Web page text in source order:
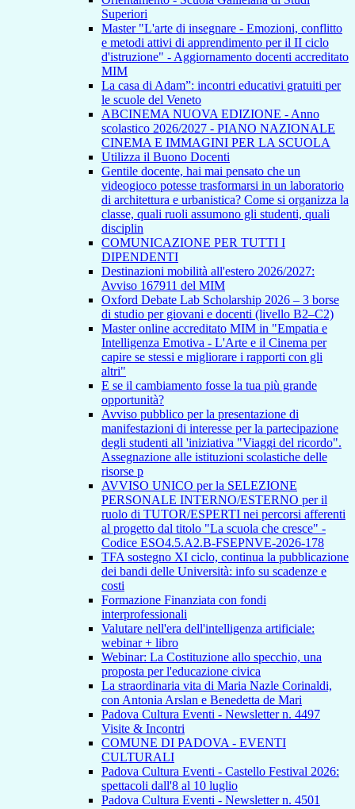
Superiori
Master "L'arte di insegnare - Emozioni, conflitto
e metodi attivi di apprendimento per il II ciclo
d'istruzione" - Aggiornamento docenti accreditato
MIM
La casa di Adam”: incontri educativi gratuiti per
le scuole del Veneto
ABCINEMA NUOVA EDIZIONE - Anno
scolastico 2026/2027 - PIANO NAZIONALE
CINEMA E IMMAGINI PER LA SCUOLA
Utilizza il Buono Docenti
Gentile docente, hai mai pensato che un
videogioco potesse trasformarsi in un laboratorio
di architettura e urbanistica? Come si organizza la
classe, quali ruoli assumono gli studenti, quali
disciplin
COMUNICAZIONE PER TUTTI I
DIPENDENTI
Destinazioni mobilità all'estero 2026/2027:
Avviso 167911 del MIM
Oxford Debate Lab Scholarship 2026 – 3 borse
di studio per giovani e docenti (livello B2–C2)
Master online accreditato MIM in "Empatia e
Intelligenza Emotiva - L'Arte e il Cinema per
capire se stessi e migliorare i rapporti con gli
altri"
E se il cambiamento fosse la tua più grande
opportunità?
Avviso pubblico per la presentazione di
manifestazioni di interesse per la partecipazione
degli studenti all 'iniziativa "Viaggi del ricordo".
Assegnazione alle istituzioni scolastiche delle
risorse p
AVVISO UNICO per la SELEZIONE
PERSONALE INTERNO/ESTERNO per il
ruolo di TUTOR/ESPERTI nei percorsi afferenti
al progetto dal titolo "La scuola che cresce" -
Codice ESO4.5.A2.B-FSEPNVE-2026-178
TFA sostegno XI ciclo, continua la pubblicazione
dei bandi delle Università: info su scadenze e
costi
Formazione Finanziata con fondi
interprofessionali
Valutare nell'era dell'intelligenza artificiale:
webinar + libro
Webinar: La Costituzione allo specchio, una
proposta per l'educazione civica
La straordinaria vita di Maria Nazle Corinaldi,
con Antonia Arslan e Benedetta de Mari
Padova Cultura Eventi - Newsletter n. 4497
Visite & Incontri
COMUNE DI PADOVA - EVENTI
CULTURALI
Padova Cultura Eventi - Castello Festival 2026:
spettacoli dall'8 al 10 luglio
Padova Cultura Eventi - Newsletter n. 4501